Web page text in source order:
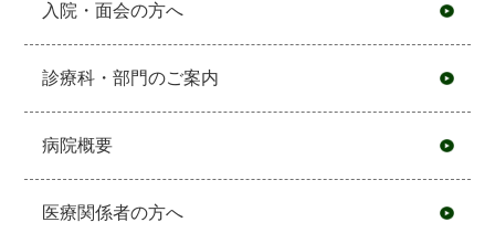
入院・面会の方へ
診療科・部門のご案内
病院概要
医療関係者の方へ